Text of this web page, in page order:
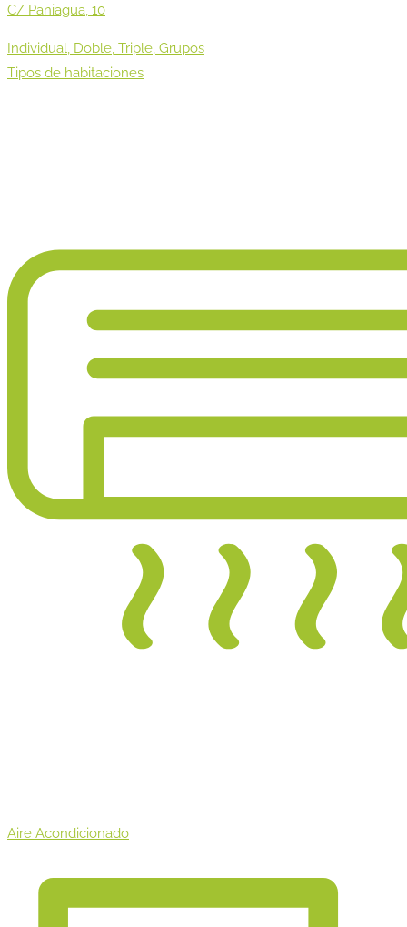
C/ Paniagua, 10
Individual, Doble, Triple, Grupos
Tipos de habitaciones
Aire Acondicionado